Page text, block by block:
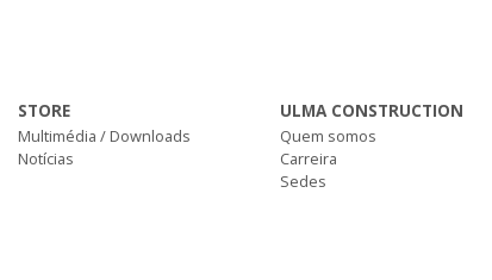
STORE
Multimédia / Downloads
Notícias
ULMA CONSTRUCTION
Quem somos
Carreira
Sedes